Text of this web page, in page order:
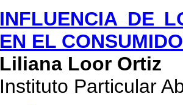
INFLUENCIA DE
EN EL
Liliana Loor Ortiz
Instituto Particular